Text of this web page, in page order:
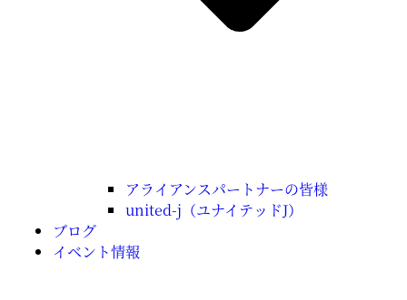
アライアンスパートナーの皆様
united-j（ユナイテッドJ）
ブログ
イベント情報